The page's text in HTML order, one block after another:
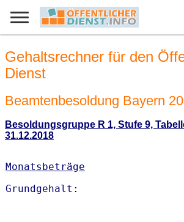
Gehaltsrechner für den
Dienst
Beamtenbesoldung Bayern
Besoldungsgruppe R 1, Stufe 9,
31.12.2018
Monatsbeträge